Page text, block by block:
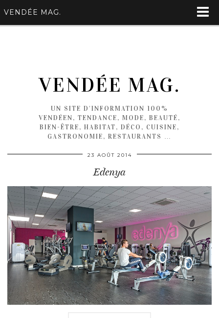
VENDÉE MAG.
VENDÉE MAG.
UN SITE D'INFORMATION 100%
VENDÉEN, TENDANCE, MODE, BEAUTÉ,
BIEN-ÊTRE, HABITAT, DÉCO, CUISINE,
GASTRONOMIE, RESTAURANTS …
23 AOÛT 2014
Edenya